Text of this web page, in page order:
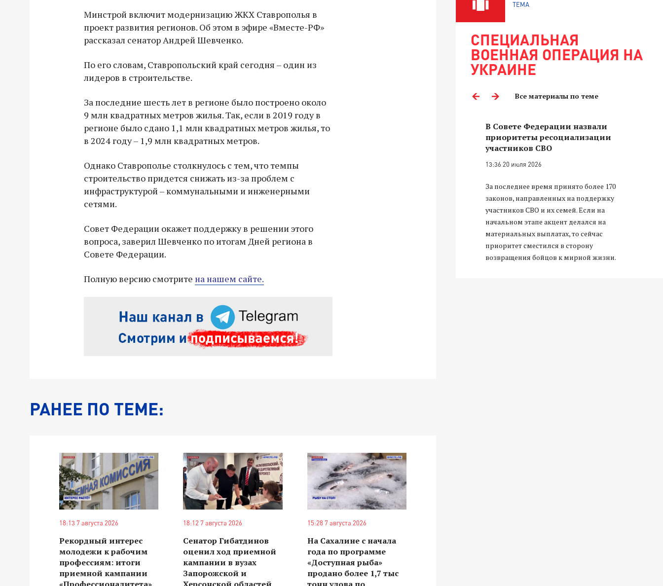
Минстрой включит модернизацию ЖКХ Ставрополья в
проект развития регионов. Об этом в эфире «Вместе-РФ»
рассказал сенатор Андрей Шевченко.
По его словам, Ставропольский край сегодня – один из
лидеров в строительстве.
За последние шесть лет в регионе было построено около
9 млн квадратных метров жилья. Так, если в 2019 году в
регионе было сдано 1,1 млн квадратных метров жилья, то
в 2024 году – 1,9 млн квадратных метров.
Однако Ставрополье столкнулось с тем, что темпы
строительство придется снижать из-за проблем с
инфраструктурой – коммунальными и инженерными
сетями.
Совет Федерации окажет поддержку в решении этого
вопроса, заверил Шевченко по итогам Дней региона в
Совете Федерации.
Полную версию смотрите на нашем сайте.
РАНЕЕ ПО ТЕМЕ:
18:13 7 августа 2026
Рекордный интерес
молодежи к рабочим
профессиям: итоги
приемной кампании
18:12 7 августа 2026
Сенатор Гибатдинов
оценил ход приемной
кампании в вузах
Запорожской и
15:28 7 августа 2026
На Сахалине с начала
года по программе
«Доступная рыба»
продано более 1,7 тыс
ТЕМА
СПЕЦИАЛЬНАЯ
ВОЕННАЯ ОПЕРАЦИЯ НА
УКРАИНЕ
Все материалы по теме
Владимир Якушев передал бойцам
Владимир Якушев сопровождает грузы
спецоперации.
В Совете Федерации назвали
приоритеты ресоциализации
участников СВО
13:36 20 июля 2026
За последнее время принято более 170
законов, направленных на поддержку
участников СВО и их семей. Если на
начальном этапе акцент делался на
материальных выплатах, то сейчас
приоритет сместился в сторону
возвращения бойцов к мирной жизни.